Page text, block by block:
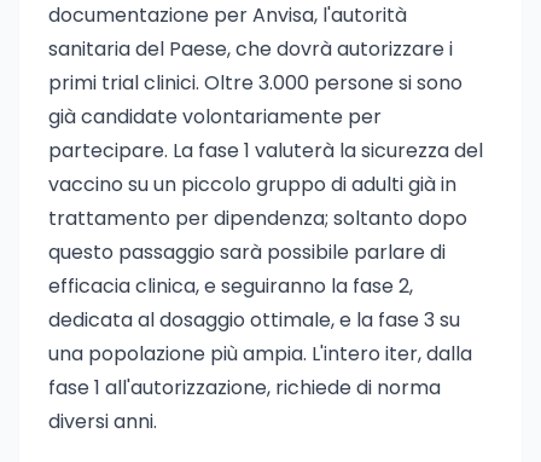
documentazione per Anvisa, l'autorità
sanitaria del Paese, che dovrà autorizzare i
primi trial clinici. Oltre 3.000 persone si sono
già candidate volontariamente per
partecipare. La fase 1 valuterà la sicurezza del
vaccino su un piccolo gruppo di adulti già in
trattamento per dipendenza; soltanto dopo
questo passaggio sarà possibile parlare di
efficacia clinica, e seguiranno la fase 2,
dedicata al dosaggio ottimale, e la fase 3 su
una popolazione più ampia. L'intero iter, dalla
fase 1 all'autorizzazione, richiede di norma
diversi anni.